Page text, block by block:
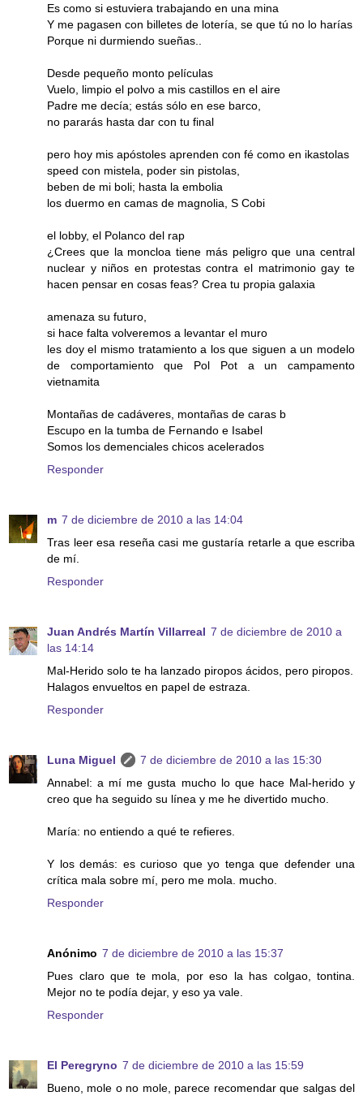
Es como si estuviera trabajando en una mina
Y me pagasen con billetes de lotería, se que tú no lo harías
Porque ni durmiendo sueñas..
Desde pequeño monto películas
Vuelo, limpio el polvo a mis castillos en el aire
Padre me decía; estás sólo en ese barco,
no pararás hasta dar con tu final
pero hoy mis apóstoles aprenden con fé como en ikastolas
speed con mistela, poder sin pistolas,
beben de mi boli; hasta la embolia
los duermo en camas de magnolia, S Cobi
el lobby, el Polanco del rap
¿Crees que la moncloa tiene más peligro que una central
nuclear y niños en protestas contra el matrimonio gay te
hacen pensar en cosas feas? Crea tu propia galaxia
amenaza su futuro,
si hace falta volveremos a levantar el muro
les doy el mismo tratamiento a los que siguen a un modelo
de comportamiento que Pol Pot a un campamento
vietnamita
Montañas de cadáveres, montañas de caras b
Escupo en la tumba de Fernando e Isabel
Somos los demenciales chicos acelerados
Responder
m 7 de diciembre de 2010 a las 14:04
Tras leer esa reseña casi me gustaría retarle a que escriba
de mí.
Responder
Juan Andrés Martín Villarreal 7 de diciembre de 2010 a
las 14:14
Mal-Herido solo te ha lanzado piropos ácidos, pero piropos.
Halagos envueltos en papel de estraza.
Responder
Luna Miguel
7 de diciembre de 2010 a las 15:30
Annabel: a mí me gusta mucho lo que hace Mal-herido y
creo que ha seguido su línea y me he divertido mucho.
María: no entiendo a qué te refieres.
Y los demás: es curioso que yo tenga que defender una
crítica mala sobre mí, pero me mola. mucho.
Responder
Anónimo 7 de diciembre de 2010 a las 15:37
Pues claro que te mola, por eso la has colgao, tontina.
Mejor no te podía dejar, y eso ya vale.
Responder
El Peregryno 7 de diciembre de 2010 a las 15:59
Bueno, mole o no mole, parece recomendar que salgas del